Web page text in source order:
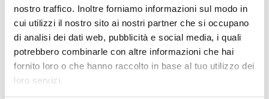
nostro traffico. Inoltre forniamo informazioni sul modo in
cui utilizzi il nostro sito ai nostri partner che si occupano
di analisi dei dati web, pubblicità e social media, i quali
potrebbero combinarle con altre informazioni che hai
fornito loro o che hanno raccolto in base al tuo utilizzo dei
loro servizi.
Clevertech Group
LE POSIZIONI APERTE
AUMENTANO. I LAVORATORI
QUALIFICATI NO.